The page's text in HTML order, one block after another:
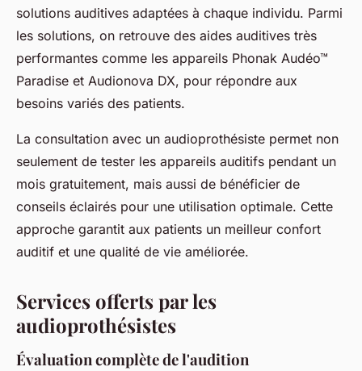
solutions auditives adaptées à chaque individu. Parmi
les solutions, on retrouve des aides auditives très
performantes comme les appareils Phonak Audéo™
Paradise et Audionova DX, pour répondre aux
besoins variés des patients.
La consultation avec un audioprothésiste permet non
seulement de tester les appareils auditifs pendant un
mois gratuitement, mais aussi de bénéficier de
conseils éclairés pour une utilisation optimale. Cette
approche garantit aux patients un meilleur confort
auditif et une qualité de vie améliorée.
Services offerts par les
audioprothésistes
Évaluation complète de l'audition